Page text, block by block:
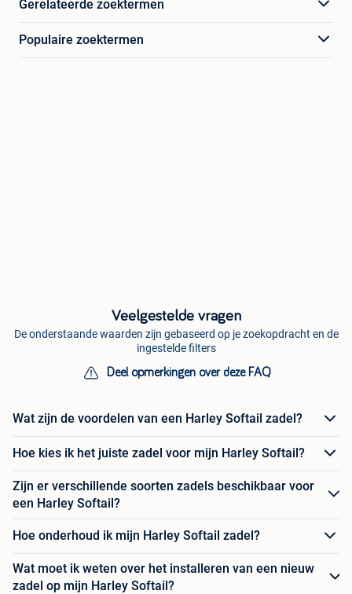
Gerelateerde zoektermen
Populaire zoektermen
Veelgestelde vragen
De onderstaande waarden zijn gebaseerd op je zoekopdracht en de
ingestelde filters
Deel opmerkingen over deze FAQ
Wat zijn de voordelen van een Harley Softail zadel?
Hoe kies ik het juiste zadel voor mijn Harley Softail?
Zijn er verschillende soorten zadels beschikbaar voor
een Harley Softail?
Hoe onderhoud ik mijn Harley Softail zadel?
Wat moet ik weten over het installeren van een nieuw
zadel op mijn Harley Softail?